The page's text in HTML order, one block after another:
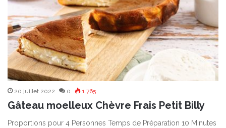
20 juillet 2022 0 1 765
Gâteau moelleux Chèvre Frais Petit Billy
Proportions pour 4 Personnes Temps de Préparation 10 Minutes